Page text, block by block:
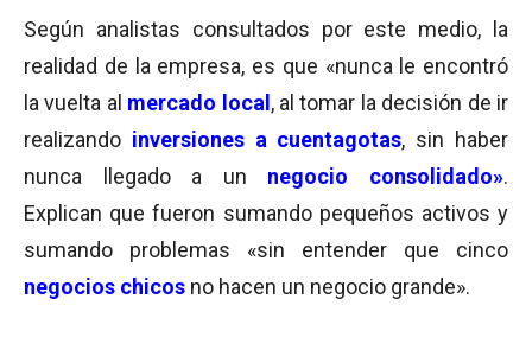
Según analistas consultados por este medio, la
realidad de la empresa, es que «nunca le encontró
la vuelta al mercado local , al tomar la decisión de ir
realizando inversiones a cuentagotas, sin haber
nunca llegado a un negocio consolidado».
Explican que fueron sumando pequeños activos y
sumando problemas «sin entender que cinco
negocios chicos no hacen un negocio grande».